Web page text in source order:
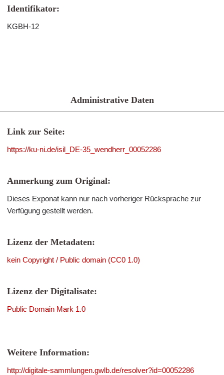
Identifikator:
KGBH-12
Administrative Daten
Link zur Seite:
https://ku-ni.de/isil_DE-35_wendherr_00052286
Anmerkung zum Original:
Dieses Exponat kann nur nach vorheriger Rücksprache zur
Verfügung gestellt werden.
Lizenz der Metadaten:
kein Copyright / Public domain (CC0 1.0)
Lizenz der Digitalisate:
Public Domain Mark 1.0
Weitere Information:
http://digitale-sammlungen.gwlb.de/resolver?id=00052286